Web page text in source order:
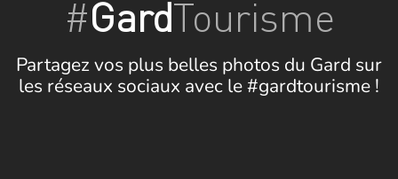
#GardTourisme
Partagez vos plus belles photos du Gard sur
les réseaux sociaux avec le #gardtourisme !